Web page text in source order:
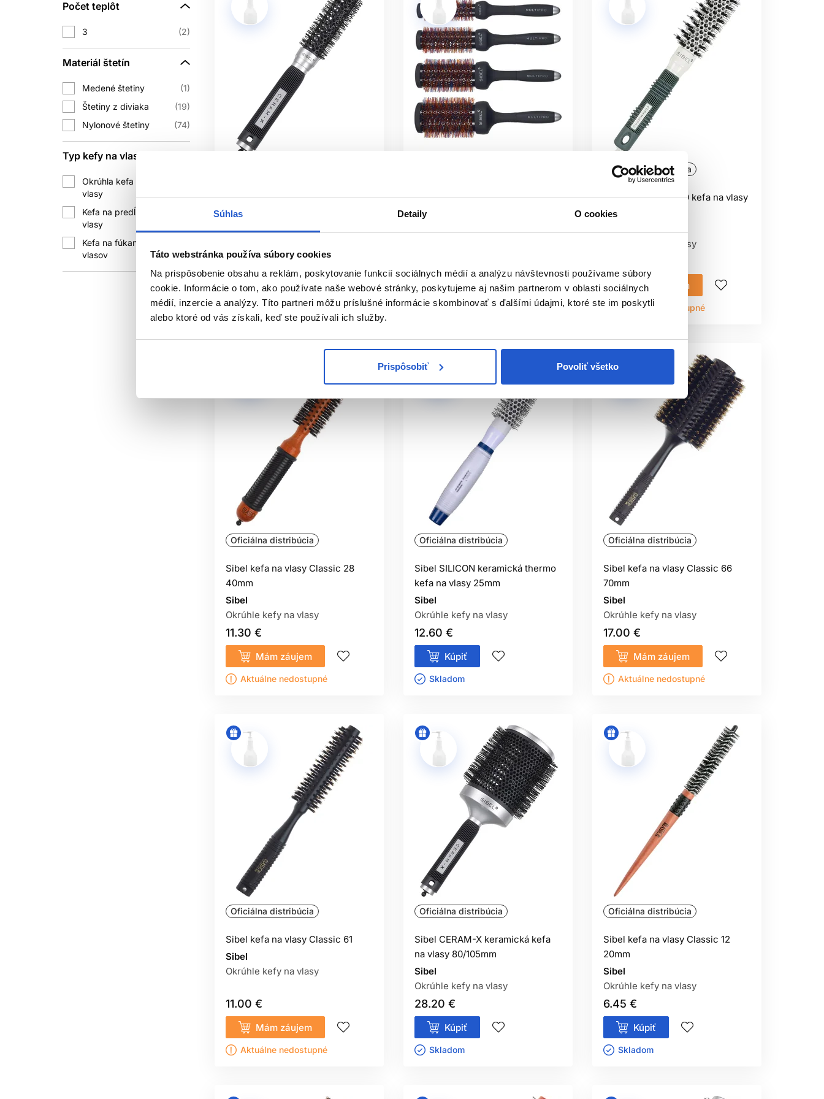
Súhlas Detaily O cookies
Táto webstránka používa súbory cookies
Na prispôsobenie obsahu a reklám, poskytovanie funkcií sociálnych médií a analýzu návštevnosti používame súbory
cookie. Informácie o tom, ako používate naše webové stránky, poskytujeme aj našim partnerom v oblasti sociálnych
médií, inzercie a analýzy. Títo partneri môžu príslušné informácie skombinovať s ďalšími údajmi, ktoré ste im poskytli
alebo ktoré od vás získali, keď ste používali ich služby.
Prispôsobiť Povoliť všetko
Počet teplôt
3 2
Materiál štetín
Medené štetiny
1
Štetiny z diviaka
19
Nylonové štetiny
74
Typ kefy na vlasy
Okrúhla kefa na
vlasy
Kefa na predĺžené
vlasy
Kefa na fúkanie
vlasov
88
Sibel CERAM-X keramická kefa
na vlasy 25/40mm
Sibel
17.80 €
Kúpiť
Skladom ㅤ
Sibel set 4ks kefy Multipro
Sibel
Mám záujem
Aktuálne nedostupné
Oficiálna distribúcia
Sibel CERAMICPRO kefa na vlasy
25mm
Okrúhle kefy na vlasy
Mám záujem
Aktuálne nedostupné
Oficiálna distribúcia
Sibel kefa na vlasy Classic 28
40mm
Sibel
Okrúhle kefy na vlasy
11.30 €
Mám záujem
Aktuálne nedostupné
Oficiálna distribúcia
Sibel SILICON keramická thermo
kefa na vlasy 25mm
Sibel
Okrúhle kefy na vlasy
12.60 €
Kúpiť
Skladom ㅤ
Oficiálna distribúcia
Sibel kefa na vlasy Classic 66
70mm
Sibel
Okrúhle kefy na vlasy
17.00 €
Mám záujem
Aktuálne nedostupné
Oficiálna distribúcia
Sibel kefa na vlasy Classic 61
Sibel
Okrúhle kefy na vlasy
11.00 €
Mám záujem
Aktuálne nedostupné
Oficiálna distribúcia
Sibel CERAM-X keramická kefa
na vlasy 80/105mm
Sibel
Okrúhle kefy na vlasy
28.20 €
Kúpiť
Skladom ㅤ
Oficiálna distribúcia
Sibel kefa na vlasy Classic 12
20mm
Sibel
Okrúhle kefy na vlasy
6.45 €
Kúpiť
Skladom ㅤ